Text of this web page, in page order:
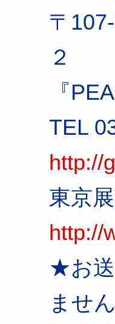
〒
２
『
TEL
http://
東京
http://
★お送
ません